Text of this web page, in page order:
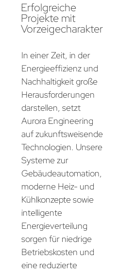
Erfolgreiche
Projekte mit
Vorzeigecharakter
In einer Zeit, in der
Energieeffizienz und
Nachhaltigkeit große
Herausforderungen
darstellen, setzt
Aurora Engineering
auf zukunftsweisende
Technologien. Unsere
Systeme zur
Gebäudeautomation,
moderne Heiz- und
Kühlkonzepte sowie
intelligente
Energieverteilung
sorgen für niedrige
Betriebskosten und
eine reduzierte